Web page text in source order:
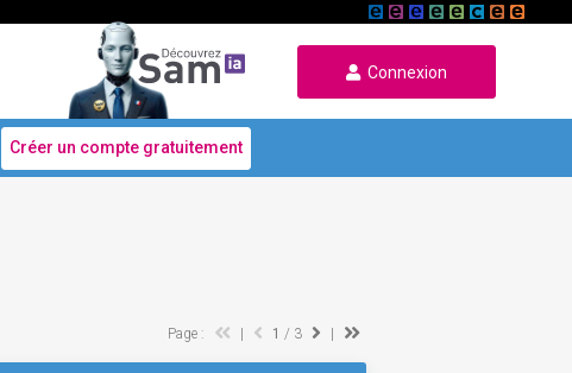
Connexion
Créer un compte gratuitement
Page : 1 / 3